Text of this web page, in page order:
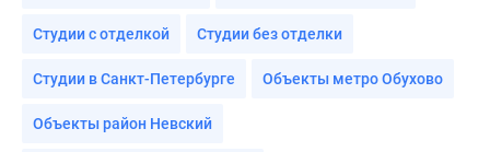
Студии с отделкой Студии без отделки
Студии в Санкт-Петербурге Объекты метро Обухово
Объекты район Невский